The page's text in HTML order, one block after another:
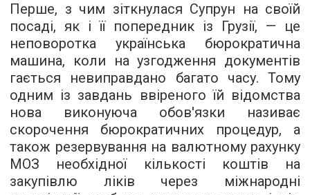
Перше, з чим зіткнулася Супрун на своїй
посаді, як і її попередник із Грузії, — це
неповоротка українська бюрократична
машина, коли на узгодження документів
гається невиправдано багато часу. Тому
одним із завдань ввіреного їй відомства
нова виконуюча обов'язки називає
скорочення бюрократичних процедур, а
також резервування на валютному рахунку
МОЗ необхідної кількості коштів на
закупівлю ліків через міжнародні